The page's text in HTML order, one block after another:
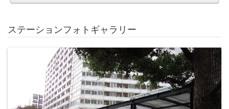
ステーションフォトギャラリー